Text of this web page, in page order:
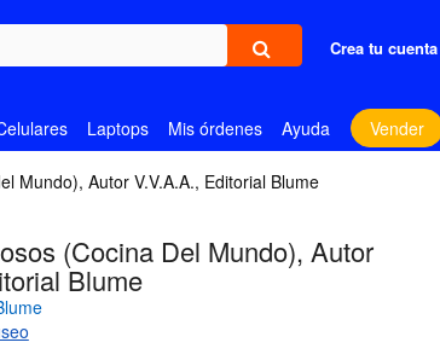
Crea tu cuenta
Laptops Mis órdenes Ayuda Vender
Mundo), Autor V.V.A.A., Editorial Blume
(cocina Del Mundo), Autor
Blume